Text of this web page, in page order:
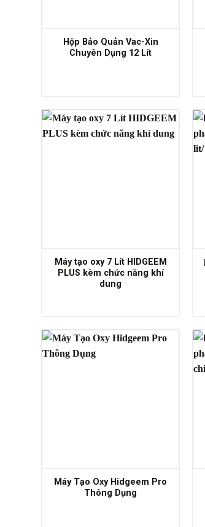
Hộp Bảo Quản Vac-Xin
Chuyên Dụng 12 Lít
Máy tạo oxy 7 Lít HIDGEEM
PLUS kèm chức năng khí
dung
Máy Tạo Oxy Hidgeem Pro
Thông Dụng